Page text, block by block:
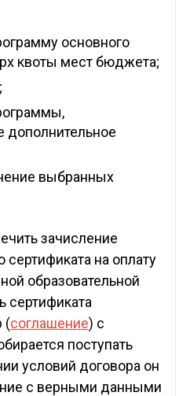
основного
квоты мест бюджета;
выбранных
зачисление
сертификата на оплату
образовательной
сертификата
(соглашение) с
поступать
условий договора он
с верными данными